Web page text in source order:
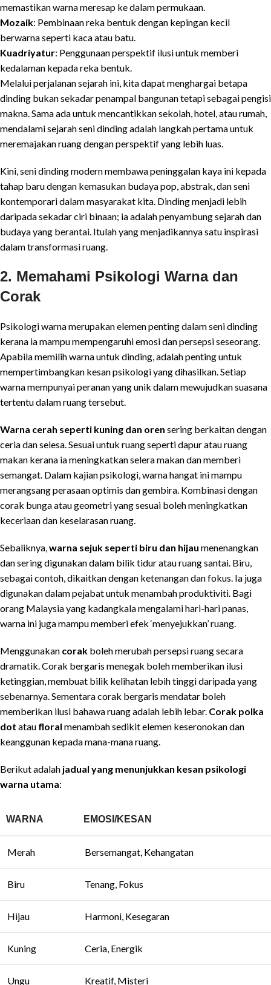
memastikan warna meresap ke dalam permukaan.
Mozaik: Pembinaan reka bentuk dengan kepingan kecil
berwarna seperti kaca atau batu.
Kuadriyatur: Penggunaan perspektif ilusi untuk memberi
kedalaman kepada reka bentuk.
Melalui perjalanan sejarah ini, kita dapat menghargai betapa
dinding bukan sekadar penampal bangunan tetapi sebagai pengisi
makna. Sama ada untuk mencantikkan sekolah, hotel, atau rumah,
mendalami sejarah seni dinding adalah langkah pertama untuk
meremajakan ruang dengan perspektif yang lebih luas.
Kini, seni dinding modern membawa peninggalan kaya ini kepada
tahap baru dengan kemasukan budaya pop, abstrak, dan seni
kontemporari dalam masyarakat kita. Dinding menjadi lebih
daripada sekadar ciri binaan; ia adalah penyambung sejarah dan
budaya yang berantai. Itulah yang menjadikannya satu inspirasi
dalam transformasi ruang.
2. Memahami Psikologi Warna dan
Corak
Psikologi warna merupakan elemen penting dalam seni dinding
kerana ia mampu mempengaruhi emosi dan persepsi seseorang.
Apabila memilih warna untuk dinding, adalah penting untuk
mempertimbangkan kesan psikologi yang dihasilkan. Setiap
warna mempunyai peranan yang unik dalam mewujudkan suasana
tertentu dalam ruang tersebut.
Warna cerah seperti kuning dan oren sering berkaitan dengan
ceria dan selesa. Sesuai untuk ruang seperti dapur atau ruang
makan kerana ia meningkatkan selera makan dan memberi
semangat. Dalam kajian psikologi, warna hangat ini mampu
merangsang perasaan optimis dan gembira. Kombinasi dengan
corak bunga atau geometri yang sesuai boleh meningkatkan
keceriaan dan keselarasan ruang.
Sebaliknya, warna sejuk seperti biru dan hijau menenangkan
dan sering digunakan dalam bilik tidur atau ruang santai. Biru,
sebagai contoh, dikaitkan dengan ketenangan dan fokus. Ia juga
digunakan dalam pejabat untuk menambah produktiviti. Bagi
orang Malaysia yang kadangkala mengalami hari-hari panas,
warna ini juga mampu memberi efek ‘menyejukkan’ ruang.
Menggunakan corak boleh merubah persepsi ruang secara
dramatik. Corak bergaris menegak boleh memberikan ilusi
ketinggian, membuat bilik kelihatan lebih tinggi daripada yang
sebenarnya. Sementara corak bergaris mendatar boleh
memberikan ilusi bahawa ruang adalah lebih lebar. Corak polka
dot atau floral menambah sedikit elemen keseronokan dan
keanggunan kepada mana-mana ruang.
Berikut adalah jadual yang menunjukkan kesan psikologi
warna utama:
WARNA EMOSI/KESAN
Merah Bersemangat, Kehangatan
Biru Tenang, Fokus
Hijau Harmoni, Kesegaran
Kuning Ceria, Energik
Ungu Kreatif, Misteri